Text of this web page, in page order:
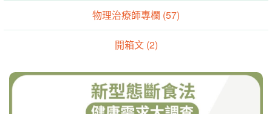
物理治療師專欄 (57)
開箱文 (2)